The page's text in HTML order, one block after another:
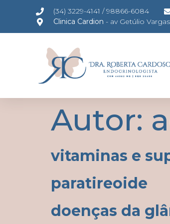
(34) 3229-4141 / 98866-6084
Clinica Cardion - av Getúlio
Autor:
vitaminas e
paratireoide
doenças da